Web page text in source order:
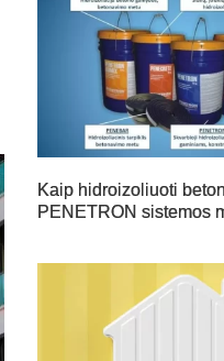
Kaip hidroizoliuoti
PENETRON sistemos